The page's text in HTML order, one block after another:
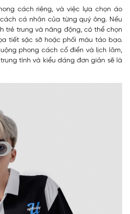
cách riêng, và việc lựa chọn áo
cá nhân của từng quý ông. Nếu
trẻ trung và năng động, có thể chọn
tiết sặc sỡ hoặc phối màu táo bạo.
phong cách cổ điển và lịch lãm,
tính và kiểu dáng đơn giản sẽ là